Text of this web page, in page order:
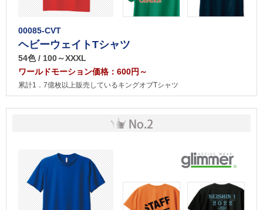
00085-CVT
ヘビーウェイトTシャツ
54色 / 100～XXXL
ワールドモーション価格：600円～
累計1．7億枚以上販売しているキングオブTシャツ